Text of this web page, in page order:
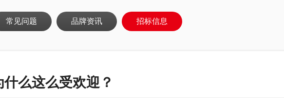
常见问题 品牌资讯 招标信息
么这么受欢迎？